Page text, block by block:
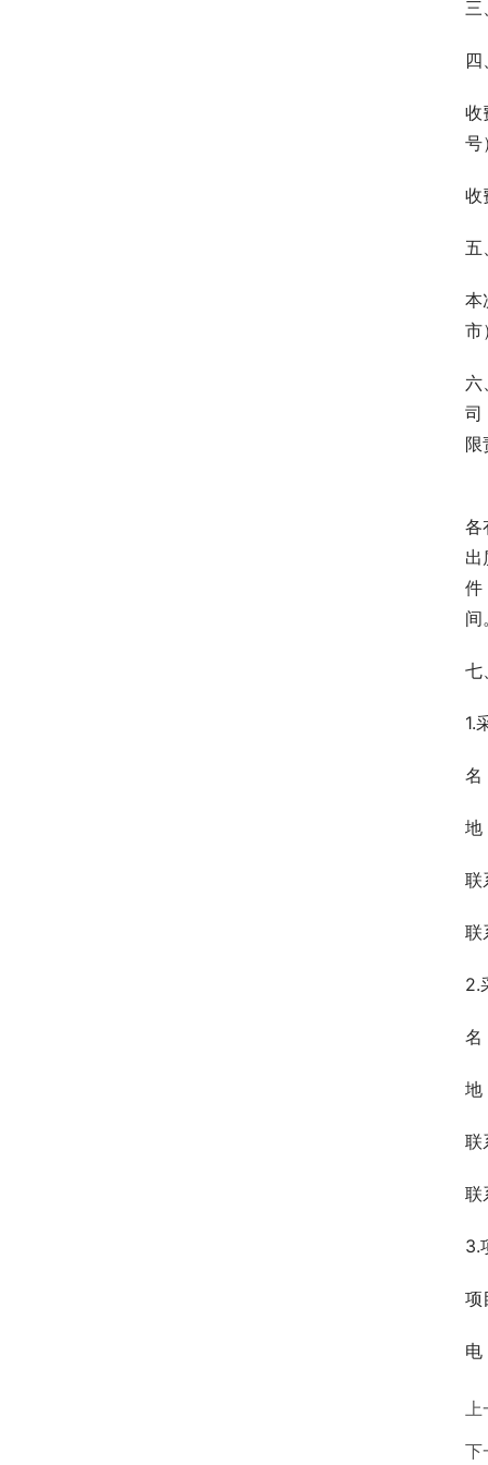
三
四
收
号
收
五
本
市
六
司
限
各
出
件
间
七
1.
名
地
联
联
2.
名
地
联
联
3.
项
电
下